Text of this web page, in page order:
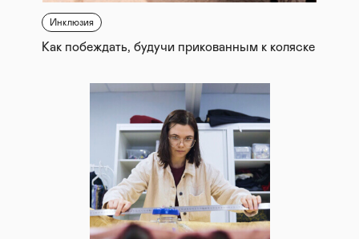
Инклюзия
Как побеждать, будучи прикованным к коляске